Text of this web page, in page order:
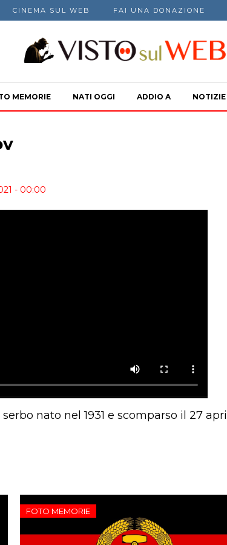
CINEMA SUL WEB FAI UNA DONAZIONE
MEMORIE NATI OGGI ADDIO A
- 00:00
nato nel 1931 e scomparso il 27
FOTO MEMORIE